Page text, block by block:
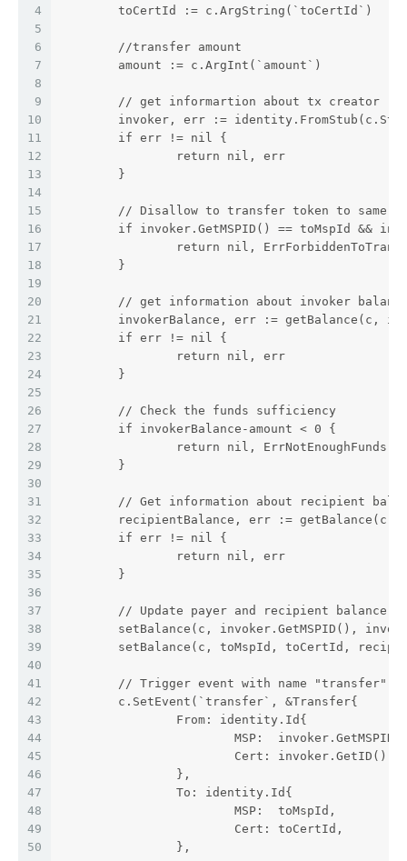
4
5
6
7
8
9
10
11
12
13
14
15
16
17
18
19
20
21
22
23
24
25
26
27
28
29
30
31
32
33
34
35
36
37
38
39
40
41
42
43
44
45
46
47
48
49
50
	toCertId := c.ArgString(`toCertId`)
	//transfer amount
	amount := c.ArgInt(`amount`)
	// get informartion about tx creator
invoker, err :=
	if err != nil {
		return nil, err
	}
// Disallow to transfer token to same
if invoker.GetMSPID() == toMspId &&
return nil,
	}
// get information about invoker
invokerBalance, err := getBalance(c,
	if err != nil {
		return nil, err
	}
	// Check the funds sufficiency
	if invokerBalance-amount < 0 {
		return nil, ErrNotEnoughFunds
	}
// Get information about recipient
recipientBalance, err := getBalance(c,
	if err != nil {
		return nil, err
	}
	// Update payer and recipient balance
setBalance(c, invoker.GetMSPID(),
setBalance(c, toMspId, toCertId,
// Trigger event with name "transfer"
	c.SetEvent(`transfer`, &Transfer{
		From: identity.Id{
MSP:
			Cert: invoker.GetID(),
		},
		To: identity.Id{
			MSP:  toMspId,
			Cert: toCertId,
		},